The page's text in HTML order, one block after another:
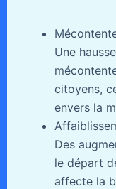
Une
citoyens,
envers la
Des
le départ
affecte la